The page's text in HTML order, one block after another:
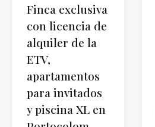
Finca exclusiva
con licencia de
alquiler de la
ETV,
apartamentos
para invitados
y piscina XL en